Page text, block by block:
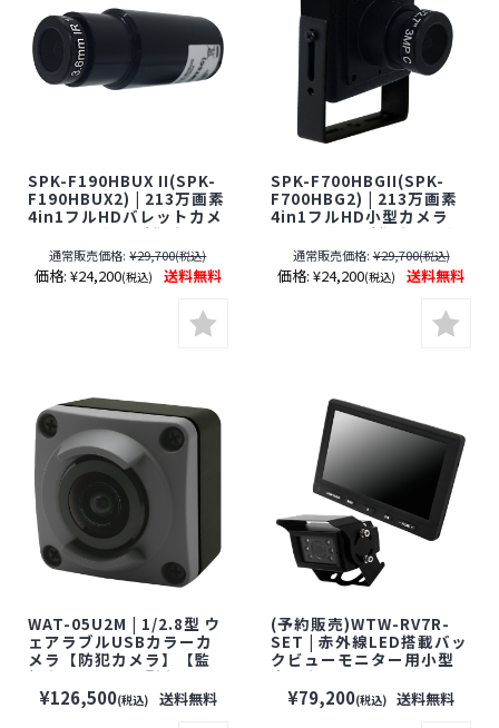
SPK-F190HBUX II(SPK-
F190HBUX2) | 213万画素
4in1フルHDバレットカメ
ラ【SALE】【防犯カメ
ラ】【監視カメラ】【ア
ナログハイビジョン】
【ケイヨーオリジナル】
通常販売価格: ¥29,700(税込)
価格: ¥24,200(税込) 送料無料
SPK-F700HBGII(SPK-
F700HBG2) | 213万画素
4in1フルHD小型カメラ
【SALE】【防犯カメラ】
【監視カメラ】【アナロ
グハイビジョン】【ケイ
ヨーオリジナル】【期間
通常販売価格: ¥29,700(税込)
価格: ¥24,200(税込) 送料無料
WAT-05U2M | 1/2.8型 ウ
ェアラブルUSBカラーカ
メラ【防犯カメラ】【監
視カメラ】【小型カメ
ラ】【セキュリティーカメ
ラ】【WATEC】【ワテッ
¥126,500(税込) 送料無料
(予約販売)WTW-RV7R-
SET | 赤外線LED搭載バッ
クビューモニター用小型
車載カメラ＋7インチTFT
モニターセット【塚本無
線】【防犯カメラ】【監
¥79,200(税込) 送料無料